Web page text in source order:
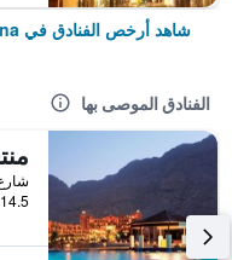
شاهد أرخص الفنادق في Ain Sokhna
الفنادق الموصى بها
14.5 كيلومتر عن وسط المدينة